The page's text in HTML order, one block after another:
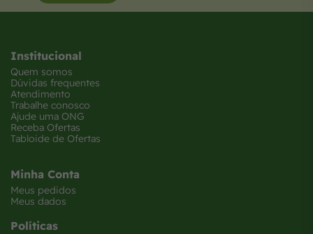
Institucional
Quem somos
Dúvidas frequentes
Atendimento
Trabalhe conosco
Ajude uma ONG
Receba Ofertas
Tabloide de Ofertas
Minha Conta
Meus pedidos
Meus dados
Políticas